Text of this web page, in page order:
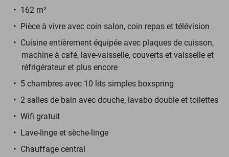
162 m²
Pièce à vivre avec coin salon, coin repas et télévision
Cuisine entièrement équipée avec plaques de cuisson,
machine à café, lave-vaisselle, couverts et vaisselle et
réfrigérateur et plus encore
5 chambres avec 10 lits simples boxspring
2 salles de bain avec douche, lavabo double et toilettes
Wifi gratuit
Lave-linge et sèche-linge
Chauffage central